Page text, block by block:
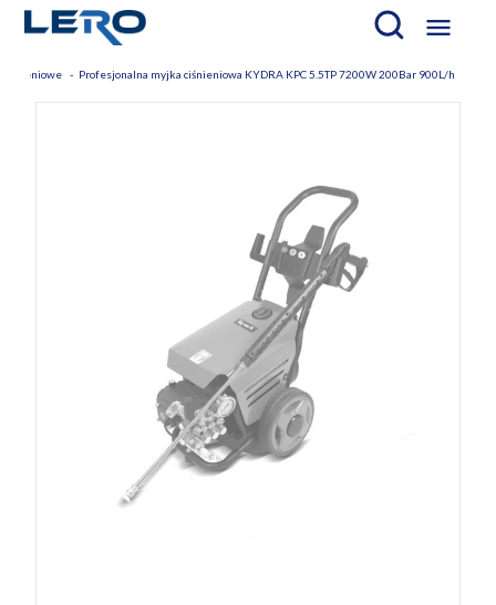

Profesjonalna myjka ciśnieniowa KYDRA KPC 5.5TP 7200W 200Bar 900L/h